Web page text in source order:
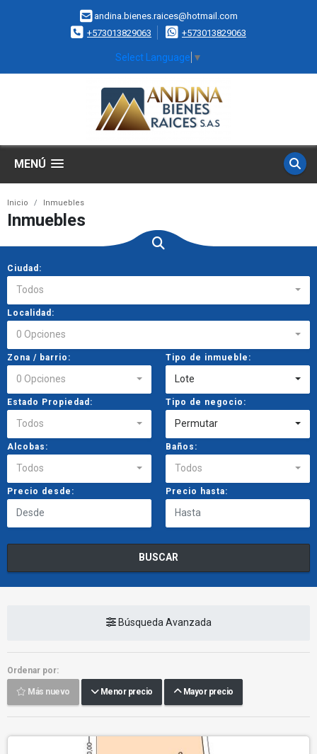
andina.bienes.raices@hotmail.com
+573013829063
+573013829063
Select Language ▼
MENÚ
Inicio Inmuebles
Inmuebles
Ciudad:
Todos
Localidad:
0 Opciones
Zona / barrio:
0 Opciones
Tipo de inmueble:
Lote
Estado Propiedad:
Todos
Tipo de negocio:
Permutar
Alcobas:
Todos
Baños:
Todos
Precio desde: Precio hasta:
BUSCAR
Búsqueda Avanzada
Ordenar por:
Más nuevo Menor precio Mayor precio